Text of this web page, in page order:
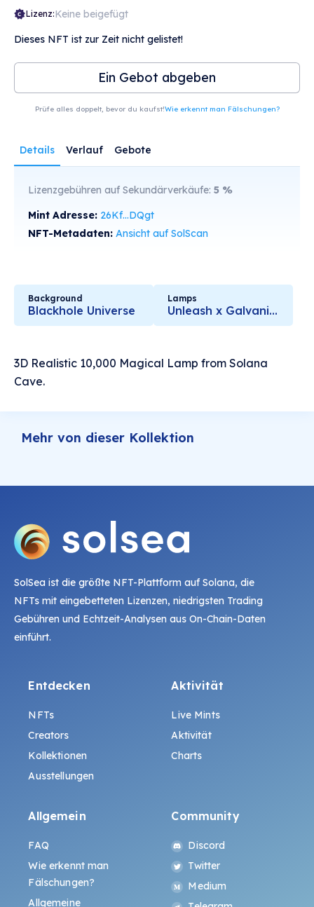
Lizenz:Keine beigefügt
Dieses NFT ist zur Zeit nicht gelistet!
Ein Gebot abgeben
Prüfe alles doppelt, bevor du kaufst!Wie erkennt man Fälschungen?
Details Verlauf Gebote
Lizenzgebühren auf Sekundärverkäufe: 5 %
Mint Adresse: 26Kf...DQgt
NFT-Metadaten: Ansicht auf SolScan
Background
Blackhole Universe
Lamps
Unleash x Galvanized
3D Realistic 10,000 Magical Lamp from Solana
Cave.
Mehr von dieser Kollektion
SolSea ist die größte NFT-Plattform auf Solana, die
NFTs mit eingebetteten Lizenzen, niedrigsten Trading
Gebühren und Echtzeit-Analysen aus On-Chain-Daten
einführt.
Entdecken
NFTs
Creators
Kollektionen
Ausstellungen
Aktivität
Live Mints
Aktivität
Charts
Allgemein
FAQ
Wie erkennt man
Fälschungen?
Allgemeine
Community
Discord
Twitter
Medium